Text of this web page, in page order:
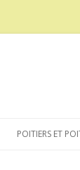
POITIERS ET